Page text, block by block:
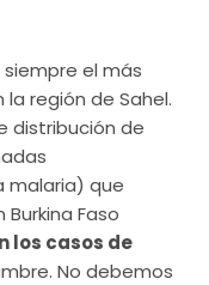
el más
región de Sahel.
distribución de
malaria) que
Faso
los casos de
No debemos